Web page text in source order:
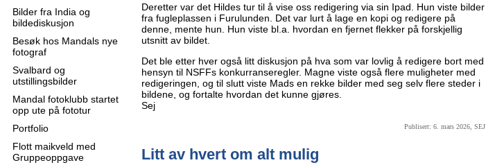
Bilder fra India og
bildediskusjon
Besøk hos Mandals nye
fotograf
Svalbard og
utstillingsbilder
Mandal fotoklubb startet
opp ute på fototur
Portfolio
Flott maikveld med
Gruppeoppgave
Deretter var det Hildes tur til å vise oss redigering via sin Ipad. Hun viste bilder
fra fugleplassen i Furulunden. Det var lurt å lage en kopi og redigere på
denne, mente hun. Hun viste bl.a. hvordan en fjernet flekker på forskjellig
utsnitt av bildet.
Det ble etter hver også litt diskusjon på hva som var lovlig å redigere bort med
hensyn til NSFFs konkurranseregler. Magne viste også flere muligheter med
redigeringen, og til slutt viste Mads en rekke bilder med seg selv flere steder i
bildene, og fortalte hvordan det kunne gjøres.
Sej
Publisert: 6. mars 2026, SEJ
Litt av hvert om alt mulig